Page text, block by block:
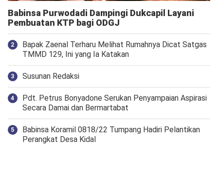
Babinsa Purwodadi Dampingi Dukcapil Layani
Pembuatan KTP bagi ODGJ
Bapak Zaenal Terharu Melihat Rumahnya Dicat Satgas
TMMD 129, Ini yang Ia Katakan
Susunan Redaksi
Pdt. Petrus Bonyadone Serukan Penyampaian Aspirasi
Secara Damai dan Bermartabat
Babinsa Koramil 0818/22 Tumpang Hadiri Pelantikan
Perangkat Desa Kidal